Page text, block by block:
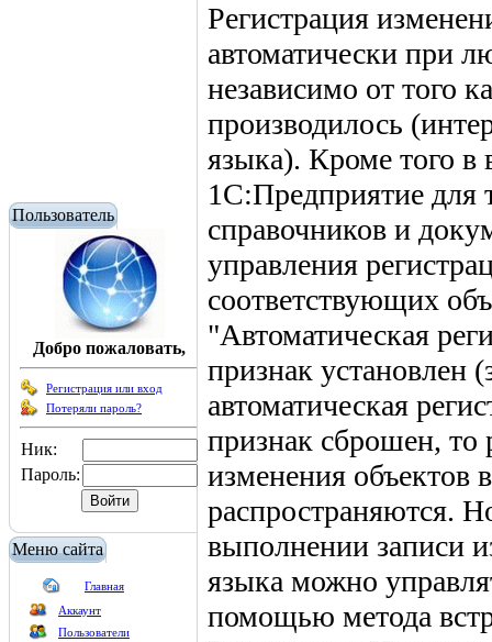
Пользователь
Добро пожаловать,
Регистрация или вход
Потеряли пароль?
Ник:
Пароль:
Меню сайта
Главная
Аккаунт
Пользователи
Регистрация
автоматически при
независимо от того
производилось
языка). Кроме того в
1С:Предприятие для
справочников и
управления
соответствующих
"Автоматическая
признак установлен
автоматическая
признак сброшен, то
изменения объектов
распространяются.
выполнении записи
языка можно
помощью метода